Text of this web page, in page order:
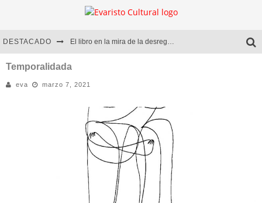
DESTACADO El libro en la mira de la desregulación
Marcelo Rubio | El llovedor
Diego Meret | Hotel Acapulco
Alejandra Correa | La nieve
Temporalidada
eva marzo 7, 2021